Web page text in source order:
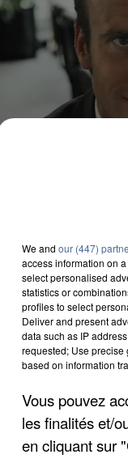
bien
sur nos
une visite
précisions sur
VUS
We and our (447)
access information on
select personalised
statistics or
profiles to select
Deliver and present
data such as IP
requested; Use precise
based on information
Vous pouvez
les finalités et/
en cliquant sur